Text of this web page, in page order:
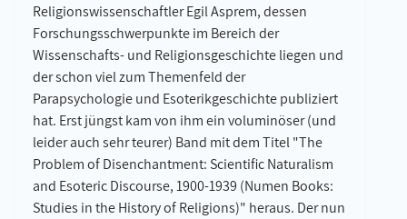
Religionswissenschaftler Egil Asprem, dessen
Forschungsschwerpunkte im Bereich der
Wissenschafts- und Religionsgeschichte liegen und
der schon viel zum Themenfeld der
Parapsychologie und Esoterikgeschichte publiziert
hat. Erst jüngst kam von ihm ein voluminöser (und
leider auch sehr teurer) Band mit dem Titel "The
Problem of Disenchantment: Scientific Naturalism
and Esoteric Discourse, 1900-1939 (Numen Books:
Studies in the History of Religions)" heraus. Der nun